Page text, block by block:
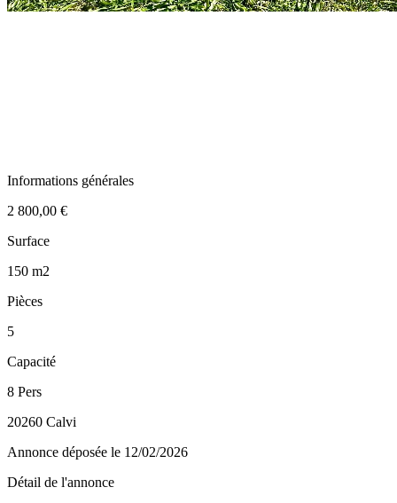
Informations générales
2 800,00 €
Surface
150 m2
Pièces
5
Capacité
8 Pers
20260 Calvi
Annonce déposée le 12/02/2026
Détail de l'annonce